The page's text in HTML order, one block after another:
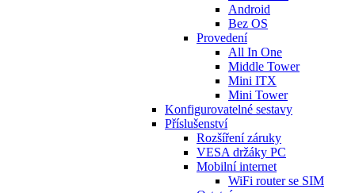
Android
Bez OS
Provedení
All In One
Middle Tower
Mini ITX
Mini Tower
Konfigurovatelné sestavy
Příslušenství
Rozšíření záruky
VESA držáky PC
Mobilní internet
WiFi router se SIM